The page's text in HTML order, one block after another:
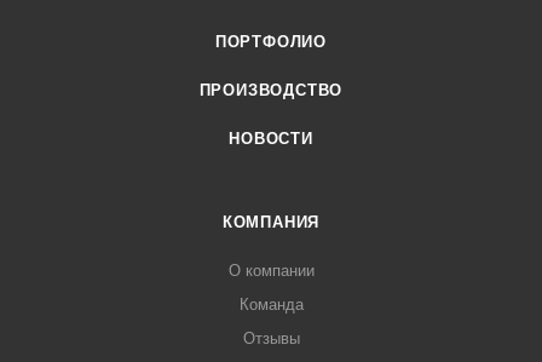
ПОРТФОЛИО
ПРОИЗВОДСТВО
НОВОСТИ
КОМПАНИЯ
О компании
Команда
Отзывы